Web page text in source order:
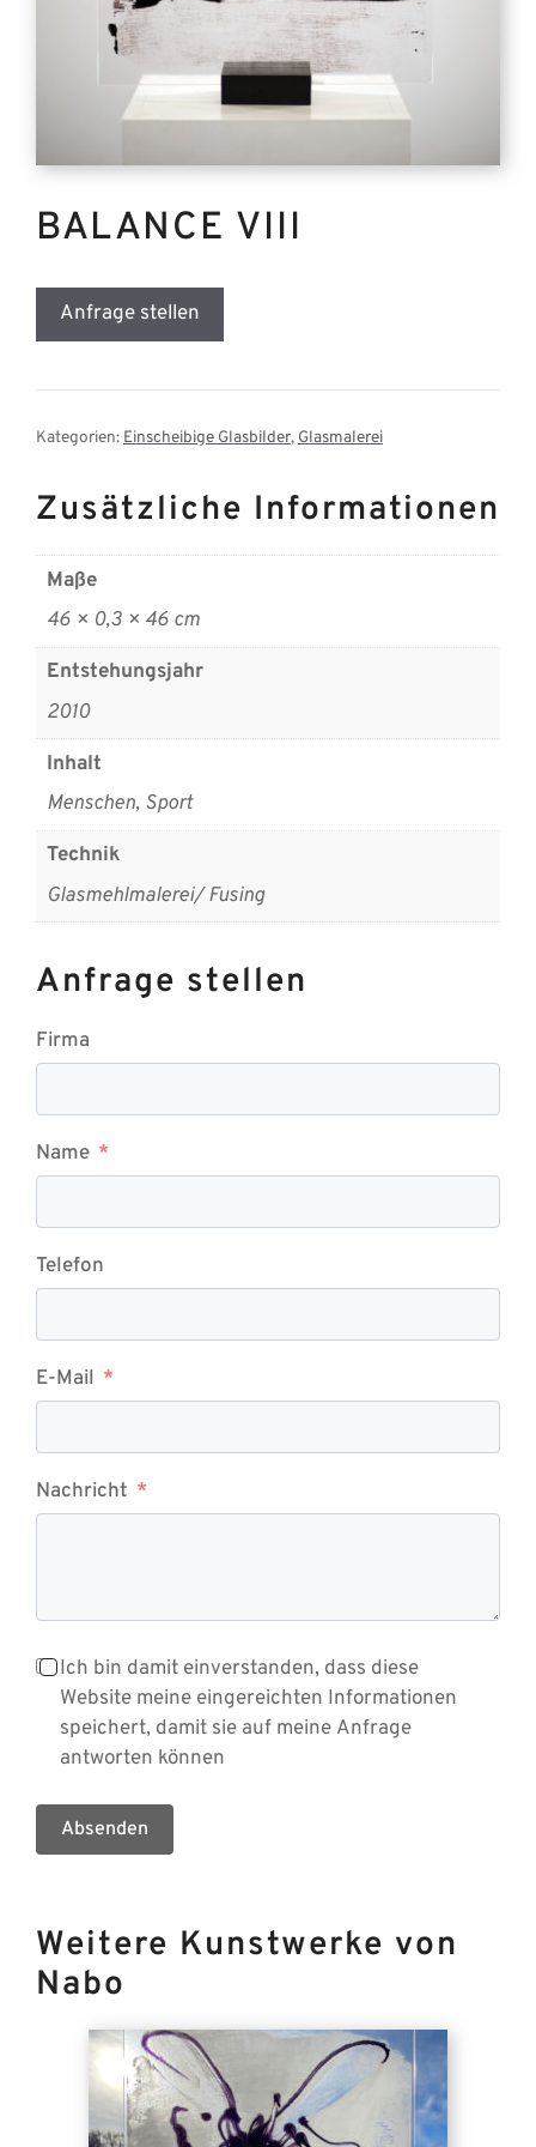
BALANCE VIII
Anfrage stellen
Kategorien: Einscheibige Glasbilder, Glasmalerei
Zusätzliche Informationen
Maße
46 × 0,3 × 46 cm
Entstehungsjahr
2010
Inhalt
Menschen, Sport
Technik
Glasmehlmalerei/ Fusing
Anfrage stellen
Firma
Name
Telefon
E-Mail
Nachricht
Ich bin damit einverstanden, dass diese
Website meine eingereichten Informationen
speichert, damit sie auf meine Anfrage
antworten können
Absenden
Weitere Kunstwerke von
Nabo